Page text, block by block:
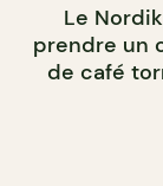
Le
prendre un
de café